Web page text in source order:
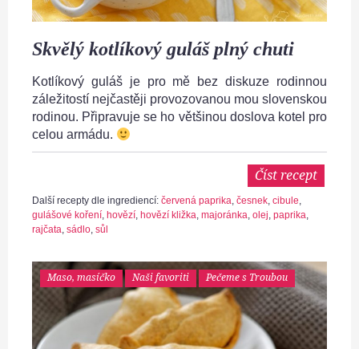
Skvělý kotlíkový guláš plný chuti
Kotlíkový guláš je pro mě bez diskuze rodinnou
záležitostí nejčastěji provozovanou mou slovenskou
rodinou. Připravuje se ho většinou doslova kotel pro
celou armádu.
Číst recept
Další recepty dle ingrediencí: červená paprika, česnek, cibule,
gulášové koření, hovězí, hovězí kližka, majoránka, olej, paprika,
rajčata, sádlo, sůl
Maso, masíčko Naši favoriti Pečeme s Troubou